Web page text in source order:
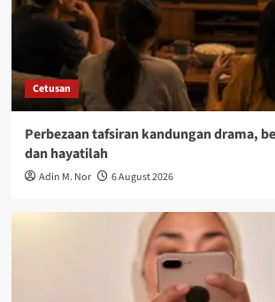
Cetusan
Perbezaan tafsiran kandungan drama,
dan hayatilah
Adin M. Nor 6 August 2026